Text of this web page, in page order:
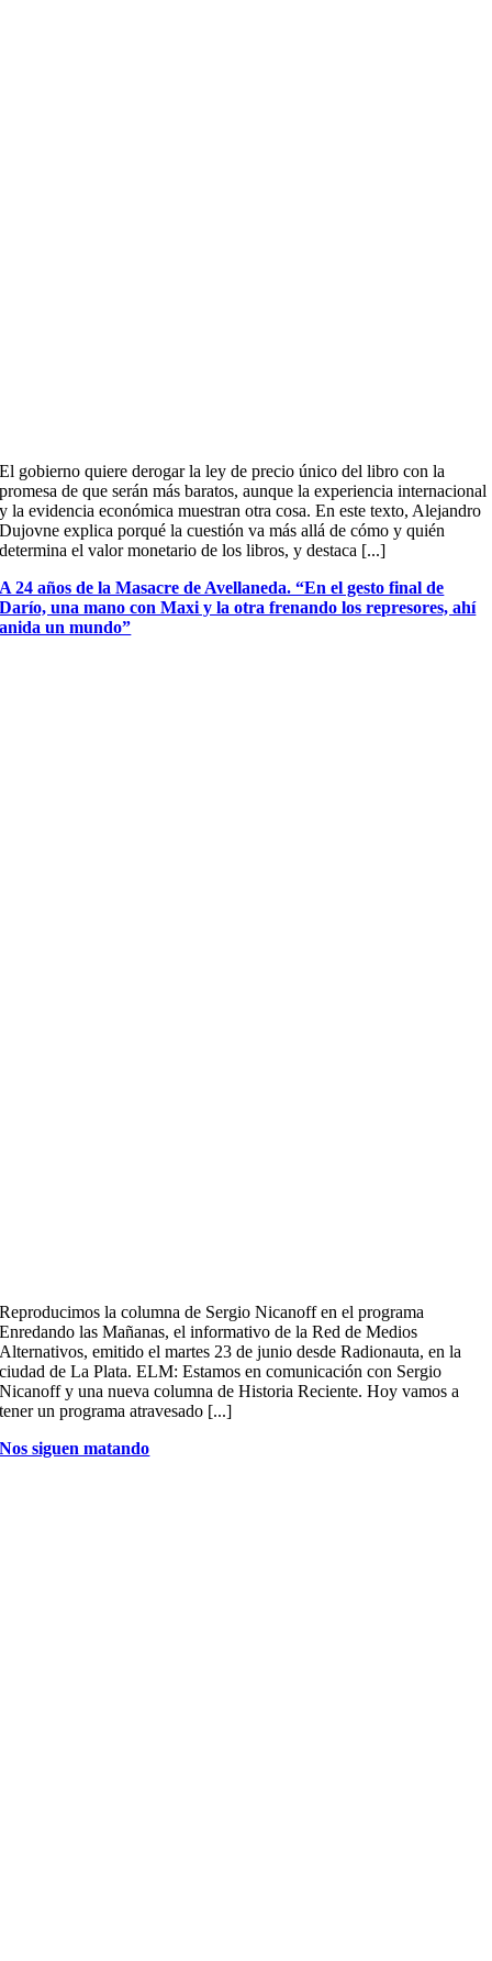
El gobierno quiere derogar la ley de precio único del libro con la
promesa de que serán más baratos, aunque la experiencia internacional
y la evidencia económica muestran otra cosa. En este texto, Alejandro
Dujovne explica porqué la cuestión va más allá de cómo y quién
determina el valor monetario de los libros, y destaca [...]
A 24 años de la Masacre de Avellaneda. “En el gesto final de
Darío, una mano con Maxi y la otra frenando los represores, ahí
anida un mundo”
Reproducimos la columna de Sergio Nicanoff en el programa
Enredando las Mañanas, el informativo de la Red de Medios
Alternativos, emitido el martes 23 de junio desde Radionauta, en la
ciudad de La Plata. ELM: Estamos en comunicación con Sergio
Nicanoff y una nueva columna de Historia Reciente. Hoy vamos a
tener un programa atravesado [...]
Nos siguen matando